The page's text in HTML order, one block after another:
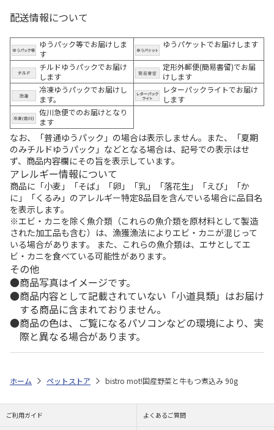
配送情報について
ゆうパック等でお届けしま
す
ゆうパケットでお届けします
チルドゆうパックでお届け
します
定形外郵便(簡易書留)でお届
けします
冷凍ゆうパックでお届けし
ます。
レターパックライトでお届け
します
佐川急便でのお届けとなり
ます
なお、「普通ゆうパック」の場合は表示しません。また、「夏期
のみチルドゆうパック」などとなる場合は、記号での表示はせ
ず、商品内容欄にその旨を表示しています。
アレルギー情報について
商品に「小麦」「そば」「卵」「乳」「落花生」「えび」「か
に」「くるみ」のアレルギー特定8品目を含んでいる場合に品目名
を表示します。
※エビ・カニを除く魚介類（これらの魚介類を原材料として製造
された加工品も含む）は、漁獲漁法によりエビ・カニが混じって
いる場合があります。 また、これらの魚介類は、エサとしてエ
ビ・カニを食べている可能性があります。
その他
商品写真はイメージです。
商品内容として記載されていない「小道具類」はお届け
する商品に含まれておりません。
商品の色は、ご覧になるパソコンなどの環境により、実
際と異なる場合があります。
ホーム ペットストア bistro mot!国産野菜と牛もつ煮込み 90g
ご利用ガイド よくあるご質問